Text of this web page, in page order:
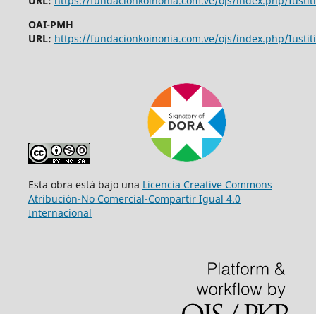
OAI-PMH
URL: https://fundacionkoinonia.com.ve/ojs/index.php/
Esta obra está bajo una Licencia Creative Commons
Atribución-No Comercial-Compartir Igual 4.0
Internacional